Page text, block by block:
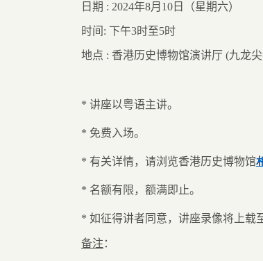
日期 : 2024年8月 10 日（星期六）
时间 : 下午3时至5时
地点 : 香港历史博物馆演讲厅 (九龙
* 讲座以粤语主讲。
* 免费入场。
* 有关详情，请浏览香港历史博物馆
* 名额有限，额满即止。
* 如征得讲者同意，讲座录像将上载
备注 ：